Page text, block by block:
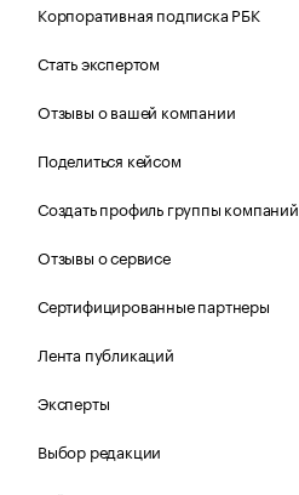
Корпоративная подписка РБК
Стать экспертом
Отзывы о вашей компании
Поделиться кейсом
Создать профиль группы компаний
Отзывы о сервисе
Сертифицированные партнеры
Лента публикаций
Эксперты
Выбор редакции